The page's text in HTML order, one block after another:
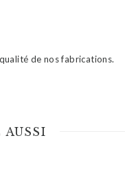
de nos fabrications.
AUSSI